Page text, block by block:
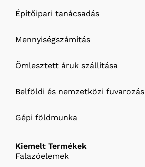
Építőipari tanácsadás
Mennyiségszámítás
Ömlesztett áruk szállítása
Belföldi és nemzetközi fuvarozás
Gépi földmunka
Kiemelt Termékek
Falazóelemek